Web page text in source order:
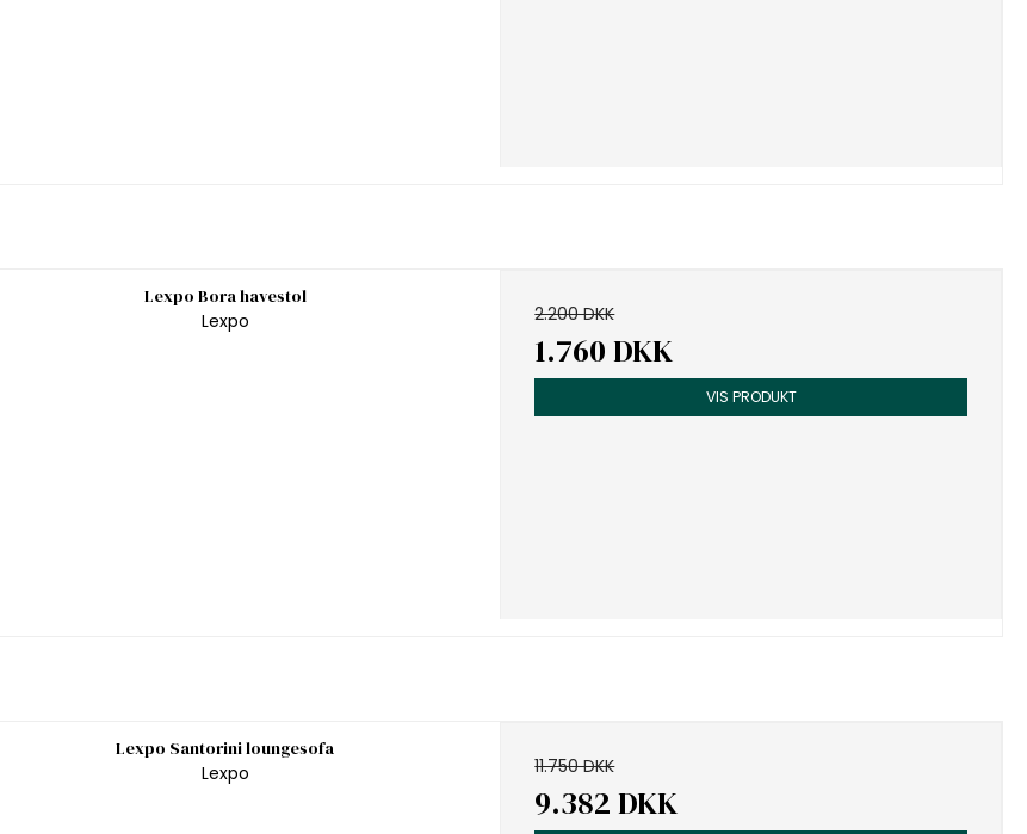
Lexpo Bora havestol
Lexpo
2.200 DKK
1.760 DKK
VIS PRODUKT
Lexpo Santorini loungesofa
Lexpo
11.750 DKK
9.382 DKK